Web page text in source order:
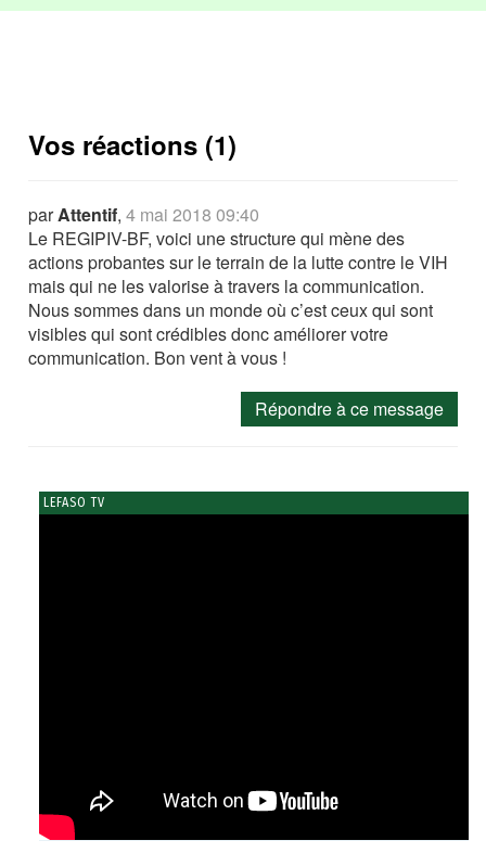
Vos réactions (1)
parAttentif,4 mai 2018 09:40
Le REGIPIV-BF, voici une structure qui mène des
actions probantes sur le terrain de la lutte contre le VIH
mais qui ne les valorise à travers la communication.
Nous sommes dans un monde où c’est ceux qui sont
visibles qui sont crédibles donc améliorer votre
communication. Bon vent à vous !
Répondre à ce message
LEFASO TV